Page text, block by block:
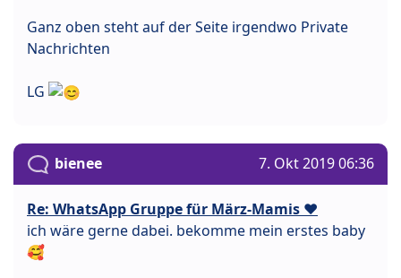
Ganz oben steht auf der Seite irgendwo Private
Nachrichten
LG
bienee 7. Okt 2019 06:36
Re: WhatsApp Gruppe für März-Mamis ❤️
ich wäre gerne dabei. bekomme mein erstes baby
🥰